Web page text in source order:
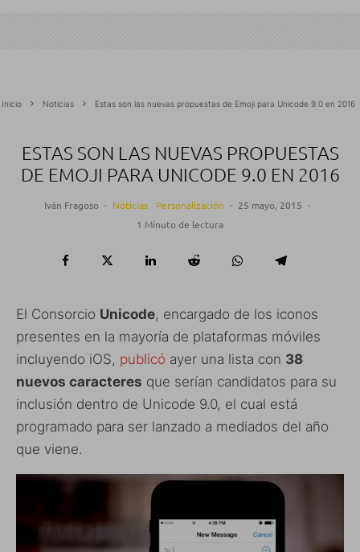
Inicio Noticias Estas son las nuevas propuestas de Emoji para Unicode 9.0 en 2016
ESTAS SON LAS NUEVAS PROPUESTAS
DE EMOJI PARA UNICODE 9.0 EN 2016
Iván Fragoso · Noticias Personalización · 25 mayo, 2015 ·
1 Minuto de lectura
El Consorcio Unicode, encargado de los iconos
presentes en la mayoría de plataformas móviles
incluyendo iOS, publicó ayer una lista con 38
nuevos caracteres que serían candidatos para su
inclusión dentro de Unicode 9.0, el cual está
programado para ser lanzado a mediados del año
que viene.